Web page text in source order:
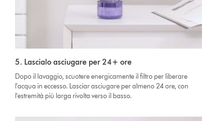
5. Lascialo asciugare per 24+ ore
Dopo il lavaggio, scuotere energicamente il filtro per liberare
l'acqua in eccesso. Lasciar asciugare per almeno 24 ore, con
l'estremità più larga rivolta verso il basso.